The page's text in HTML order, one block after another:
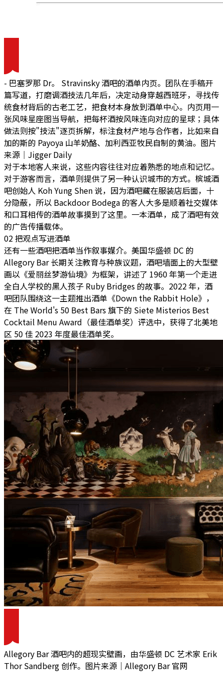
- 巴塞罗那 Dr。 Stravinsky 酒吧的酒单内页。团队在手稿开
篇写道，打磨调酒技法几年后，决定动身穿越西班牙，寻找传
统食材背后的古老工艺，把食材本身放到酒单中心。内页用一
张风味星座图当导航，把每杯酒按风味连向对应的星球；具体
做法则按"技法"逐页拆解，标注食材产地与合作者，比如来自
加的斯的 Payoya 山羊奶酪、加利西亚牧民自制的黄油。图片
来源｜Jigger Daily
对于本地客人来说，这些内容往往对应着熟悉的地点和记忆。
对于游客而言，酒单则提供了另一种认识城市的方式。槟城酒
吧创始人 Koh Yung Shen 说，因为酒吧藏在服装店后面，十
分隐蔽，所以 Backdoor Bodega 的客人大多是顺着社交媒体
和口耳相传的酒单故事摸到了这里。 一本酒单，成了酒吧有效
的广告传播载体。
02 把观点写进酒单
还有一些酒吧把酒单当作叙事媒介。 美国华盛顿 DC 的
Allegory Bar 长期关注教育与种族议题，酒吧墙面上的大型壁
画以《爱丽丝梦游仙境》为框架，讲述了 1960 年第一个走进
全白人学校的黑人孩子 Ruby Bridges 的故事。2022 年，酒
吧团队围绕这一主题推出酒单《Down the Rabbit Hole》，
在 The World's 50 Best Bars 旗下的 Siete Misterios Best
Cocktail Menu Award（最佳酒单奖）评选中，获得了北美地
区 50 佳 2023 年度最佳酒单奖。
Allegory Bar 酒吧内的超现实壁画，由华盛顿 DC 艺术家 Erik
Thor Sandberg 创作。图片来源｜Allegory Bar 官网